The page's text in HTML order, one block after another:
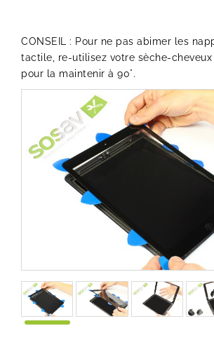
CONSEIL : Pour ne pas abimer les
tactile, re-utilisez votre sèche-
pour la maintenir à 90°.